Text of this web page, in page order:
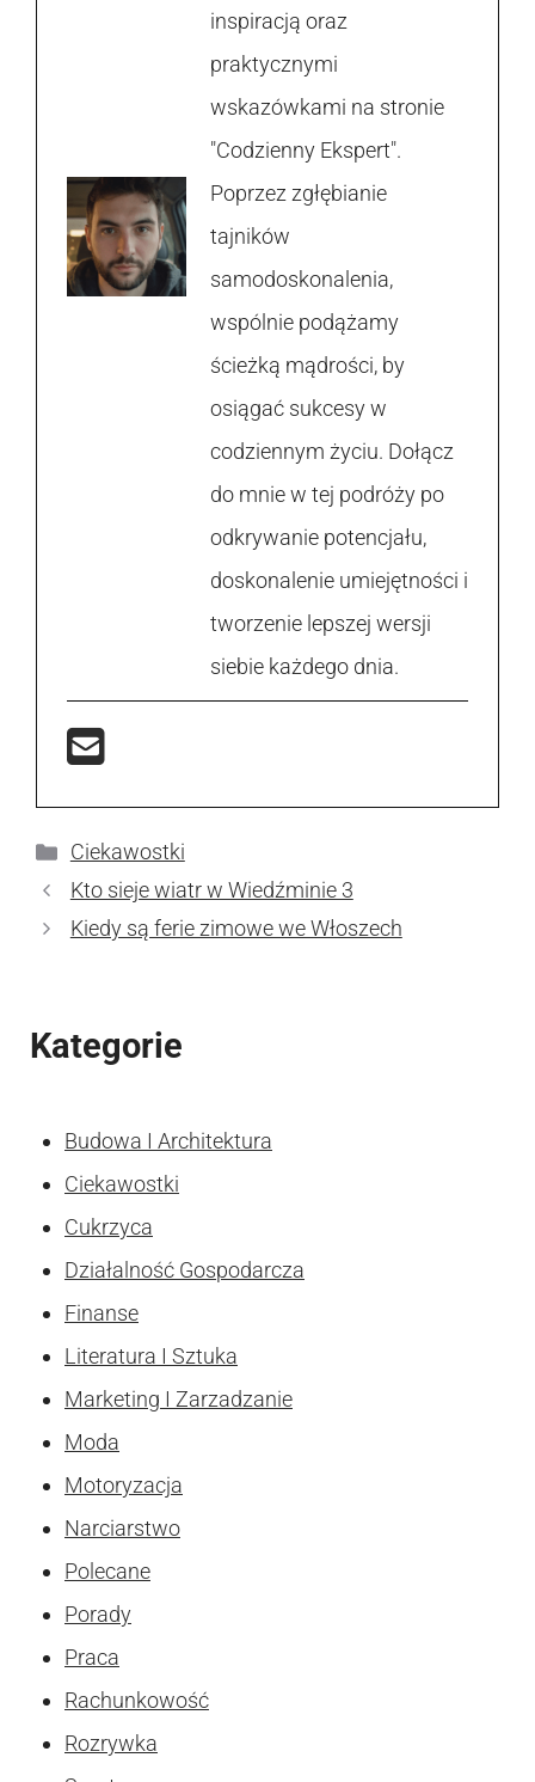
inspiracją oraz
praktycznymi
wskazówkami na stronie
"Codzienny Ekspert".
Poprzez zgłębianie
tajników
samodoskonalenia,
wspólnie podążamy
ścieżką mądrości, by
osiągać sukcesy w
codziennym życiu. Dołącz
do mnie w tej podróży po
odkrywanie potencjału,
doskonalenie umiejętności i
tworzenie lepszej wersji
siebie każdego dnia.
Kategorie
Ciekawostki
Kto sieje wiatr w Wiedźminie 3
Kiedy są ferie zimowe we Włoszech
Kategorie
Budowa I Architektura
Ciekawostki
Cukrzyca
Działalność Gospodarcza
Finanse
Literatura I Sztuka
Marketing I Zarzadzanie
Moda
Motoryzacja
Narciarstwo
Polecane
Porady
Praca
Rachunkowość
Rozrywka